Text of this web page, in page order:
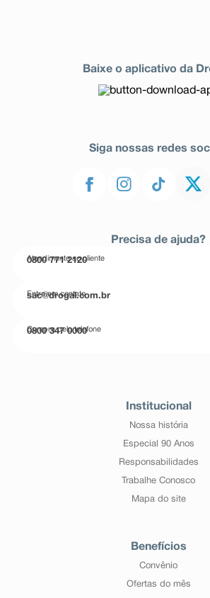
Baixe o aplicativo da
Siga nossas redes
Precisa de ajuda?
Atendimento ao cliente
0800 771 2120
Entre em contato
sac@drogal.com.br
Compre pelo telefone
0800 347 0000
Institucional
Nossa história
Especial 90 Anos
Responsabilidades
Trabalhe Conosco
Mapa do site
Benefícios
Convênio
Ofertas do mês